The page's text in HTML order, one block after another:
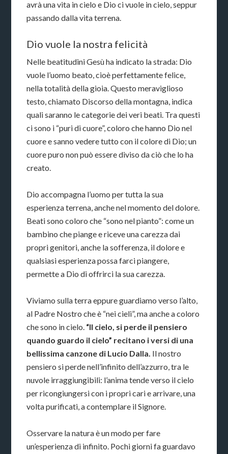
avrà una vita in cielo e Dio ci vuole in cielo, seppur
passando dalla vita terrena.
Dio vuole la nostra felicità
Nelle beatitudini Gesù ha indicato la strada: Dio
vuole l’uomo beato, cioè perfettamente felice,
nella totalità della gioia. Questo meraviglioso
testo, chiamato Discorso della montagna, indica
quali saranno le categorie dei veri beati. Tra questi
ci sono i “puri di cuore”, coloro che hanno Dio nel
cuore e sanno vedere tutto con il colore di Dio; un
cuore puro non può essere diviso da ciò che lo ha
creato.
Dio accompagna l’uomo per tutta la sua
esperienza terrena, anche nel momento del dolore.
Beati sono coloro che “sono nel pianto”: come un
bambino che piange e riceve una carezza dai
propri genitori, anche la sofferenza, il dolore e
qualsiasi esperienza possa farci piangere,
permette a Dio di offrirci la sua carezza.
Viviamo sulla terra eppure guardiamo verso l’alto,
al Padre Nostro che è “nei cieli”, ma anche a coloro
che sono in cielo. “Il cielo, si perde il pensiero
quando guardo il cielo” recitano i versi di una
bellissima canzone di Lucio Dalla. Il nostro
pensiero si perde nell’infinito dell’azzurro, tra le
nuvole irraggiungibili: l’anima tende verso il cielo
per ricongiungersi con i propri cari e arrivare, una
volta purificati, a contemplare il Signore.
Osservare la natura è un modo per fare
un’esperienza di infinito. Pochi giorni fa guardavo